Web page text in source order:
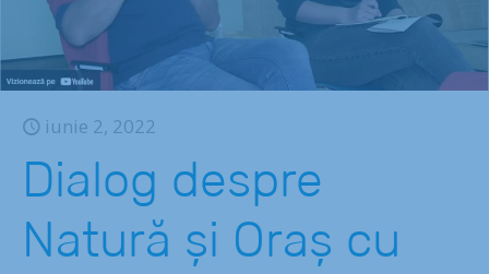
iunie 2, 2022
Dialog despre
Natură și Oraș cu